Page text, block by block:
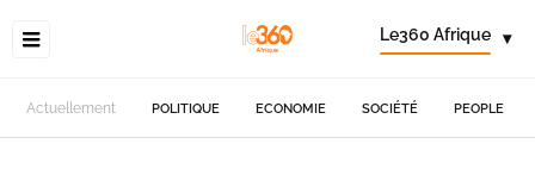
Le360 Afrique ▾
Actuellement POLITIQUE ECONOMIE SOCIÉTÉ PEOPLE